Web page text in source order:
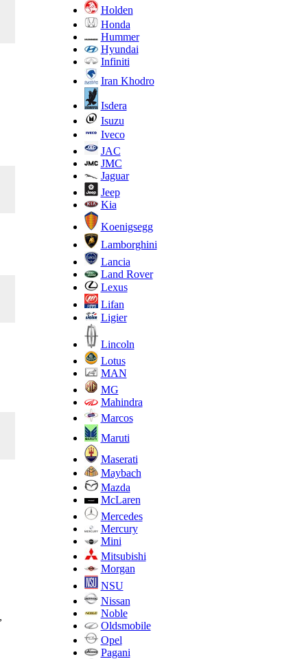
Holden
Honda
Hummer
Hyundai
Infiniti
Iran Khodro
Isdera
Isuzu
Iveco
JAC
JMC
Jaguar
Jeep
Kia
Koenigsegg
Lamborghini
Lancia
Land Rover
Lexus
Lifan
Ligier
Lincoln
Lotus
MAN
MG
Mahindra
Marcos
Maruti
Maserati
Maybach
Mazda
McLaren
Mercedes
Mercury
Mini
Mitsubishi
Morgan
NSU
Nissan
Noble
Oldsmobile
Opel
Pagani